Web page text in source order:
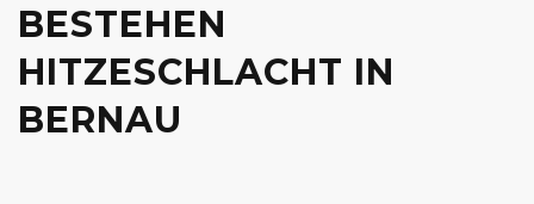
BESTEHEN
HITZESCHLACHT IN
BERNAU